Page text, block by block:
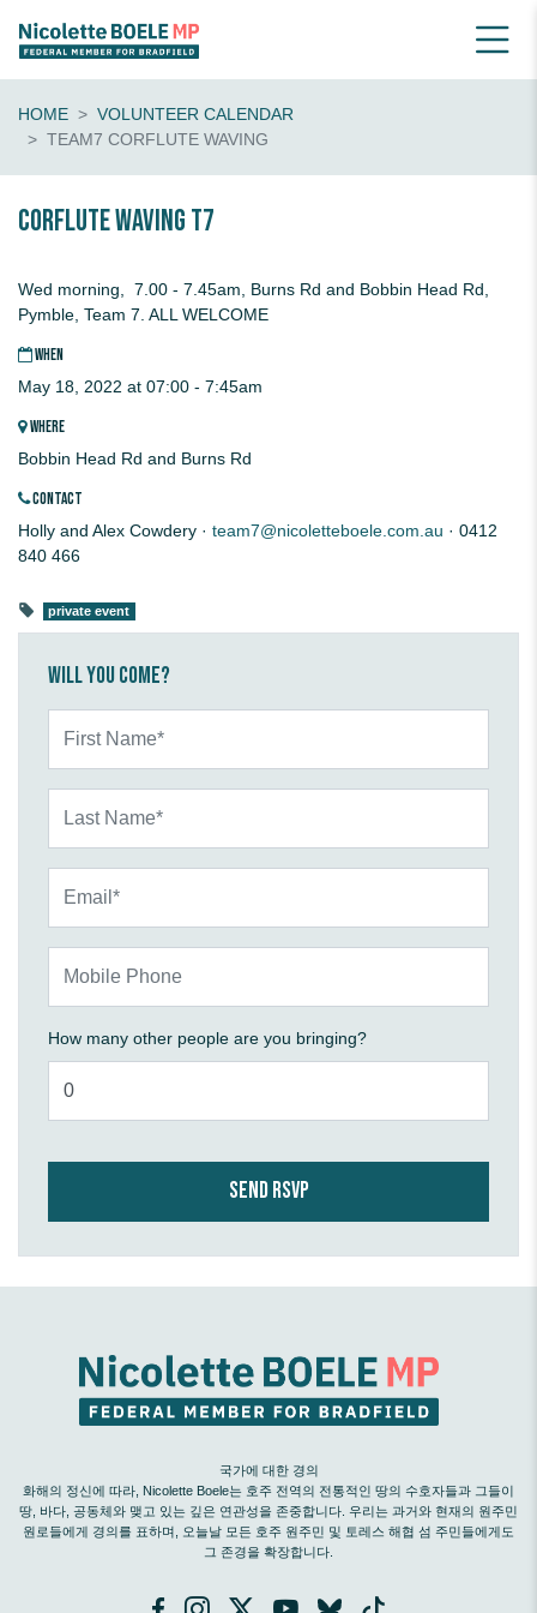
HOME
VOLUNTEER CALENDAR
TEAM7 CORFLUTE WAVING
CORFLUTE waving T7
Wed morning, 7.00 - 7.45am, Burns Rd and Bobbin Head Rd,
Pymble, Team 7. ALL WELCOME
WHEN
May 18, 2022 at 07:00 - 7:45am
WHERE
Bobbin Head Rd and Burns Rd
CONTACT
Holly and Alex Cowdery · team7@nicoletteboele.com.au · 0412
840 466
private event
Will you come?
How many other people are you bringing?
국가에 대한 경의
화해의 정신에 따라, Nicolette Boele는 호주 전역의 전통적인 땅의 수호자들과 그들이
땅, 바다, 공동체와 맺고 있는 깊은 연관성을 존중합니다. 우리는 과거와 현재의 원주민
원로들에게 경의를 표하며, 오늘날 모든 호주 원주민 및 토레스 해협 섬 주민들에게도
그 존경을 확장합니다.